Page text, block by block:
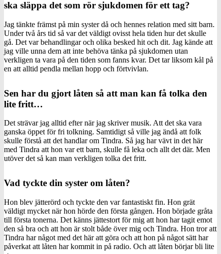
ska släppa det som rör sjukdomen för ett tag?
Jag tänkte främst på min syster då och hennes relation med sitt barn.
Under två års tid så var det väldigt ovisst hela tiden hur det skulle
gå. Det var behandlingar och olika besked hit och dit. Jag kände att
jag ville unna dem att inte behöva tänka på sjukdomen utan
verkligen ta vara på den tiden som fanns kvar. Det tar liksom kål på
en att alltid pendla mellan hopp och förtvivlan.
Sen har du gjort låten så att man kan få tolka den
lite fritt…
Det strävar jag alltid efter när jag skriver musik. Att det ska vara
ganska öppet för fri tolkning. Samtidigt så ville jag ändå att folk
skulle förstå att det handlar om Tindra. Så jag har vävt in det här
med Tindra att hon var ett barn, skulle få leka och allt det där. Men
utöver det så kan man verkligen tolka det fritt.
Vad tyckte din syster om låten?
Hon blev jätterörd och tyckte den var fantastiskt fin. Hon grät
väldigt mycket när hon hörde den första gången. Hon började gråta
till första tonerna. Det känns jättestort för mig att hon har tagit emot
den så bra och att hon är stolt både över mig och Tindra. Hon tror att
Tindra har något med det här att göra och att hon på något sätt har
påverkat att låten har kommit in på radio. Och att låten börjar bli lite